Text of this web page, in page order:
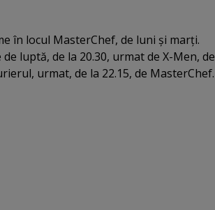
în locul MasterChef, de luni şi marţi.
luptă, de la 20.30, urmat de X-Men, de
urmat, de la 22.15, de MasterChef.